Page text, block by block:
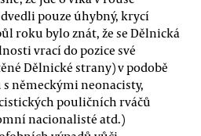
pouze úhybný, krycí
roku bylo znát, že se Dělnická
vrací do pozice své
Dělnické strany) v podobě
německými neonacisty,
pouličních rváčů
nacionalisté atd.)